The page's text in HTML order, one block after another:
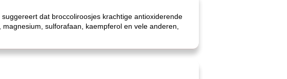
dat broccoliroosjes krachtige antioxiderende
sulforafaan, kaempferol en vele anderen,